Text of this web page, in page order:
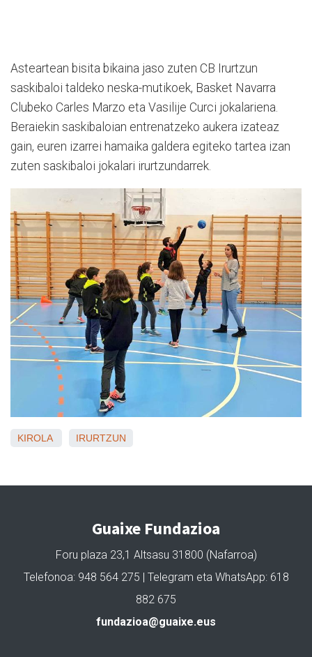
Asteartean bisita bikaina jaso zuten CB Irurtzun
saskibaloi taldeko neska-mutikoek, Basket Navarra
Clubeko Carles Marzo eta Vasilije Curci jokalariena.
Beraiekin saskibaloian entrenatzeko aukera izateaz
gain, euren izarrei hamaika galdera egiteko tartea izan
zuten saskibaloi jokalari irurtzundarrek.
KIROLA IRURTZUN
Guaixe Fundazioa
Foru plaza 23,1 Altsasu 31800 (Nafarroa)
Telefonoa: 948 564 275 | Telegram eta WhatsApp: 618
882 675
fundazioa@guaixe.eus